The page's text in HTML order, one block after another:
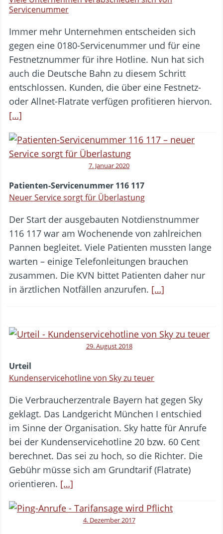
Servicenummer
Immer mehr Unternehmen entscheiden sich
gegen eine 0180-Servicenummer und für eine
Festnetznummer für ihre Hotline. Nun hat sich
auch die Deutsche Bahn zu diesem Schritt
entschlossen. Kunden, die über eine Festnetz-
oder Allnet-Flatrate verfügen profitieren hiervon.
[…]
7. Januar 2020
Patienten-Servicenummer 116 117
Neuer Service sorgt für Überlastung
Der Start der ausgebauten Notdienstnummer
116 117 war am Wochenende von zahlreichen
Pannen begleitet. Viele Patienten mussten lange
warten – einige Telefonleitungen brauchen
zusammen. Die KVN bittet Patienten daher nur
in ärztlichen Notfällen anzurufen. […]
29. August 2018
Urteil
Kundenservicehotline von Sky zu teuer
Die Verbraucherzentrale Bayern hat gegen Sky
geklagt. Das Landgericht München I entschied
im Sinne der Organisation. Sky hatte für Anrufe
bei der Kundenservicehotline 20 bzw. 60 Cent
berechnet. Das sei zu hoch, so die Richter. Die
Gebühr müsse sich am Grundtarif (Flatrate)
orientieren. […]
4. Dezember 2017